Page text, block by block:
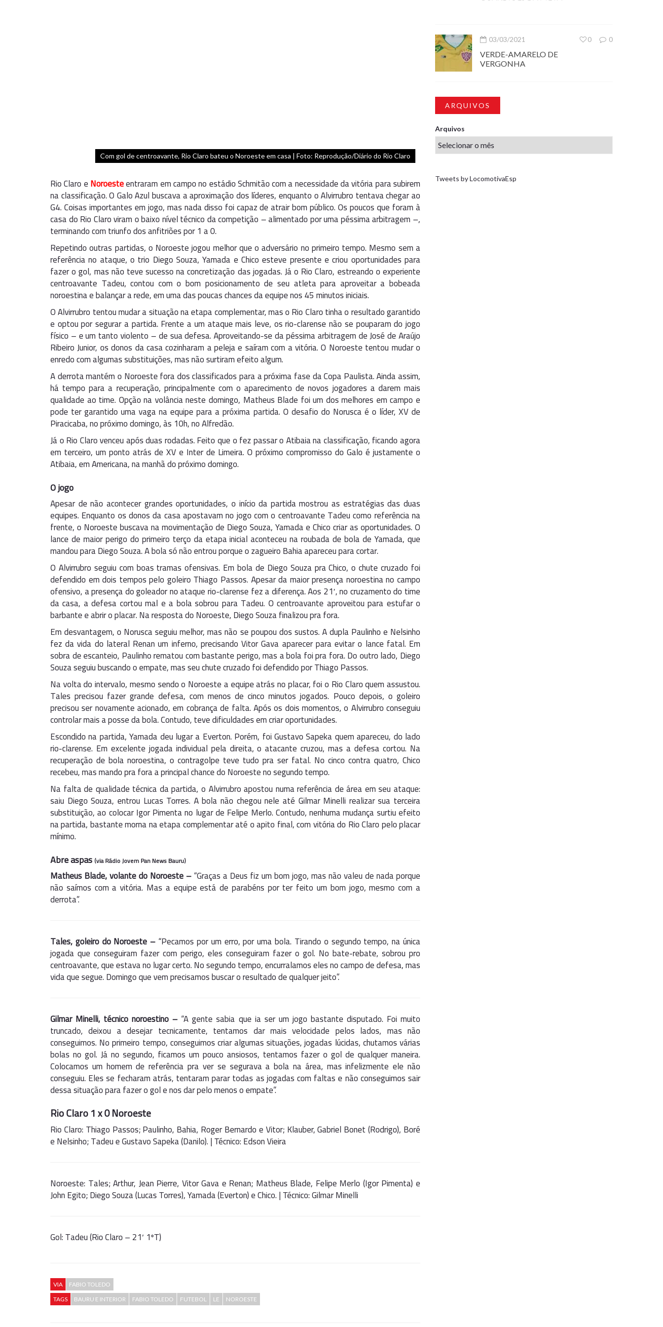
Com gol de centroavante, Rio Claro bateu o Noroeste em casa | Foto: Reprodução/Diário do Rio Claro
Rio Claro eNoroesteentraram em campo no estádio Schmitão com a necessidade da vitória para subirem
na classificação. O Galo Azul buscava a aproximação dos líderes, enquanto o Alvirrubro tentava chegar ao
G4. Coisas importantes em jogo, mas nada disso foi capaz de atrair bom público. Os poucos que foram à
casa do Rio Claro viram o baixo nível técnico da competição – alimentado por uma péssima arbitragem –,
terminando com triunfo dos anfitriões por 1 a 0.
Repetindo outras partidas, o Noroeste jogou melhor que o adversário no primeiro tempo. Mesmo sem a
referência no ataque, o trio Diego Souza, Yamada e Chico esteve presente e criou oportunidades para
fazer o gol, mas não teve sucesso na concretização das jogadas. Já o Rio Claro, estreando o experiente
centroavante Tadeu, contou com o bom posicionamento de seu atleta para aproveitar a bobeada
noroestina e balançar a rede, em uma das poucas chances da equipe nos 45 minutos iniciais.
O Alvirrubro tentou mudar a situação na etapa complementar, mas o Rio Claro tinha o resultado garantido
e optou por segurar a partida. Frente a um ataque mais leve, os rio-clarense não se pouparam do jogo
físico – e um tanto violento – de sua defesa. Aproveitando-se da péssima arbitragem de José de Araújo
Ribeiro Junior, os donos da casa cozinharam a peleja e saíram com a vitória. O Noroeste tentou mudar o
enredo com algumas substituições, mas não surtiram efeito algum.
A derrota mantém o Noroeste fora dos classificados para a próxima fase da Copa Paulista. Ainda assim,
há tempo para a recuperação, principalmente com o aparecimento de novos jogadores a darem mais
qualidade ao time. Opção na volância neste domingo, Matheus Blade foi um dos melhores em campo e
pode ter garantido uma vaga na equipe para a próxima partida. O desafio do Norusca é o líder, XV de
Piracicaba, no próximo domingo, às 10h, no Alfredão.
Já o Rio Claro venceu após duas rodadas. Feito que o fez passar o Atibaia na classificação, ficando agora
em terceiro, um ponto atrás de XV e Inter de Limeira. O próximo compromisso do Galo é justamente o
Atibaia, em Americana, na manhã do próximo domingo.
O jogo
Apesar de não acontecer grandes oportunidades, o início da partida mostrou as estratégias das duas
equipes. Enquanto os donos da casa apostavam no jogo com o centroavante Tadeu como referência na
frente, o Noroeste buscava na movimentação de Diego Souza, Yamada e Chico criar as oportunidades. O
lance de maior perigo do primeiro terço da etapa inicial aconteceu na roubada de bola de Yamada, que
mandou para Diego Souza. A bola só não entrou porque o zagueiro Bahia apareceu para cortar.
O Alvirrubro seguiu com boas tramas ofensivas. Em bola de Diego Souza pra Chico, o chute cruzado foi
defendido em dois tempos pelo goleiro Thiago Passos. Apesar da maior presença noroestina no campo
ofensivo, a presença do goleador no ataque rio-clarense fez a diferença. Aos 21′, no cruzamento do time
da casa, a defesa cortou mal e a bola sobrou para Tadeu. O centroavante aproveitou para estufar o
barbante e abrir o placar. Na resposta do Noroeste, Diego Souza finalizou pra fora.
Em desvantagem, o Norusca seguiu melhor, mas não se poupou dos sustos. A dupla Paulinho e Nelsinho
fez da vida do lateral Renan um inferno, precisando Vitor Gava aparecer para evitar o lance fatal. Em
sobra de escanteio, Paulinho rematou com bastante perigo, mas a bola foi pra fora. Do outro lado, Diego
Souza seguiu buscando o empate, mas seu chute cruzado foi defendido por Thiago Passos.
Na volta do intervalo, mesmo sendo o Noroeste a equipe atrás no placar, foi o Rio Claro quem assustou.
Tales precisou fazer grande defesa, com menos de cinco minutos jogados. Pouco depois, o goleiro
precisou ser novamente acionado, em cobrança de falta. Após os dois momentos, o Alvirrubro conseguiu
controlar mais a posse da bola. Contudo, teve dificuldades em criar oportunidades.
Escondido na partida, Yamada deu lugar a Everton. Porém, foi Gustavo Sapeka quem apareceu, do lado
rio-clarense. Em excelente jogada individual pela direita, o atacante cruzou, mas a defesa cortou. Na
recuperação de bola noroestina, o contragolpe teve tudo pra ser fatal. No cinco contra quatro, Chico
recebeu, mas mando pra fora a principal chance do Noroeste no segundo tempo.
Na falta de qualidade técnica da partida, o Alvirrubro apostou numa referência de área em seu ataque:
saiu Diego Souza, entrou Lucas Torres. A bola não chegou nele até Gilmar Minelli realizar sua terceira
substituição, ao colocar Igor Pimenta no lugar de Felipe Merlo. Contudo, nenhuma mudança surtiu efeito
na partida, bastante morna na etapa complementar até o apito final, com vitória do Rio Claro pelo placar
mínimo.
Abre aspas (via Rádio Jovem Pan News Bauru)
Matheus Blade, volante do Noroeste –“Graças a Deus fiz um bom jogo, mas não valeu de nada porque
não saímos com a vitória. Mas a equipe está de parabéns por ter feito um bom jogo, mesmo com a
derrota”.
Tales, goleiro do Noroeste – “Pecamos por um erro, por uma bola. Tirando o segundo tempo, na única
jogada que conseguiram fazer com perigo, eles conseguiram fazer o gol. No bate-rebate, sobrou pro
centroavante, que estava no lugar certo. No segundo tempo, encurralamos eles no campo de defesa, mas
vida que segue. Domingo que vem precisamos buscar o resultado de qualquer jeito”.
Gilmar Minelli, técnico noroestino – “A gente sabia que ia ser um jogo bastante disputado. Foi muito
truncado, deixou a desejar tecnicamente, tentamos dar mais velocidade pelos lados, mas não
conseguimos. No primeiro tempo, conseguimos criar algumas situações, jogadas lúcidas, chutamos várias
bolas no gol. Já no segundo, ficamos um pouco ansiosos, tentamos fazer o gol de qualquer maneira.
Colocamos um homem de referência pra ver se segurava a bola na área, mas infelizmente ele não
conseguiu. Eles se fecharam atrás, tentaram parar todas as jogadas com faltas e não conseguimos sair
dessa situação para fazer o gol e nos dar pelo menos o empate”.
Rio Claro 1 x 0 Noroeste
Rio Claro: Thiago Passos; Paulinho, Bahia, Roger Bernardo e Vitor; Klauber, Gabriel Bonet (Rodrigo), Boré
e Nelsinho; Tadeu e Gustavo Sapeka (Danilo). | Técnico: Edson Vieira
Noroeste: Tales; Arthur, Jean Pierre, Vitor Gava e Renan; Matheus Blade, Felipe Merlo (Igor Pimenta) e
John Egito; Diego Souza (Lucas Torres), Yamada (Everton) e Chico. | Técnico: Gilmar Minelli
Gol: Tadeu (Rio Claro – 21′ 1ºT)
VIA
FABIO TOLEDO
TAGS
BAURU E INTERIOR FABIO TOLEDO FUTEBOL LE NOROESTE
03/03/2021 0
0
VERDE-AMARELO DE
VERGONHA
ARQUIVOS
Arquivos
Tweets by LocomotivaEsp